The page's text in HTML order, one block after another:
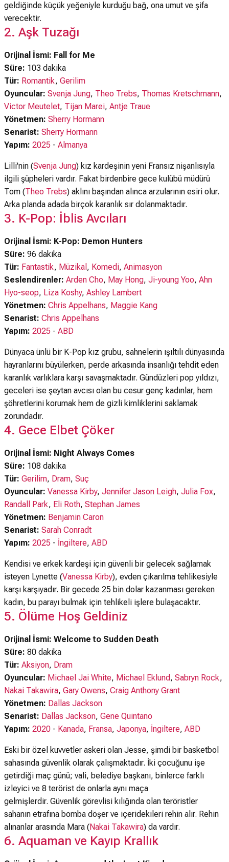
geldiğinde küçük yeğeniyle kurduğu bağ, ona umut ve şifa
verecektir.
2. Aşk Tuzağı
Orijinal İsmi: Fall for Me
Süre: 103 dakika
Tür: Romantik, Gerilim
Oyuncular: Svenja Jung, Theo Trebs, Thomas Kretschmann,
Victor Meutelet, Tijan Marei, Antje Traue
Yönetmen: Sherry Hormann
Senarist: Sherry Hormann
Yapım: 2025 - Almanya
Lilli'nin (Svenja Jung) kız kardeşinin yeni Fransız nişanlısıyla
ilgili şüpheleri vardır. Fakat birdenbire gece kulübü müdürü
Tom (Theo Trebs) aklını başından alınca arzularının esiri olur.
Arka planda adada birçok karanlık sır dolanmaktadır.
3. K-Pop: İblis Avcıları
Orijinal İsmi: K-Pop: Demon Hunters
Süre: 96 dakika
Tür: Fantastik, Müzikal , Komedi, Animasyon
Seslendirenler: Arden Cho, May Hong, Ji-young Yoo, Ahn
Hyo-seop, Liza Koshy, Ashley Lambert
Yönetmen: Chris Appelhans, Maggie Kang
Senarist: Chris Appelhans
Yapım: 2025 - ABD
Dünyaca ünlü bir K-Pop kız grubu, sahnelerin ışıltılı dünyasında
hayranlarını büyülerken, perde arkasında insanlığı tehdit eden
karanlık varlıklara karşı savaşmaktadır. Gündüzleri pop yıldızı,
geceleri ise şeytan avcısı olan bu cesur genç kadınlar, hem
şöhretlerini korumak hem de gizli kimliklerini saklamak
zorundadır.
4. Gece Elbet Çöker
Orijinal İsmi: Night Always Comes
Süre: 108 dakika
Tür: Gerilim, Dram, Suç
Oyuncular: Vanessa Kirby, Jennifer Jason Leigh, Julia Fox,
Randall Park, Eli Roth, Stephan James
Yönetmen: Benjamin Caron
Senarist: Sarah Conradt
Yapım: 2025 - İngiltere, ABD
Kendisi ve erkek kardeşi için güvenli bir gelecek sağlamak
isteyen Lynette (Vanessa Kirby), evden çıkarılma tehlikesiyle
karşı karşıyadır. Bir gecede 25 bin dolar kazanması gereken
kadın, bu parayı bulmak için tehlikeli işlere bulaşacaktır.
5. Ölüme Hoş Geldiniz
Orijinal İsmi: Welcome to Sudden Death
Süre: 80 dakika
Tür: Aksiyon, Dram
Oyuncular: Michael Jai White, Michael Eklund, Sabryn Rock,
Nakai Takawira, Gary Owens, Craig Anthony Grant
Yönetmen: Dallas Jackson
Senarist: Dallas Jackson, Gene Quintano
Yapım: 2020 - Kanada, Fransa, Japonya, İngiltere, ABD
Eski bir özel kuvvetler askeri olan Jesse, şimdi bir basketbol
sahasında güvenlik olarak çalışmaktadır. İki çocuğunu işe
getirdiği maç günü; vali, belediye başkanı, binlerce farklı
izleyici ve 8 terörist de onlarla aynı maça
gelmişlerdir. Güvenlik görevlisi kılığında olan teröristler
sahanın etrafına bomba döşer ve içeridekileri rehin alır. Rehin
alınanlar arasında Mara (Nakai Takawira) da vardır.
6. Aquaman ve Kayıp Krallık